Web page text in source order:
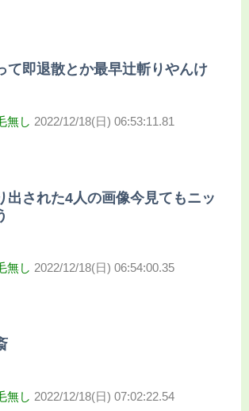
て即退散とか最早辻斬りやんけ
無し 2022/12/18(日) 06:53:11.81
出された4人の画像今見てもニッ
無し 2022/12/18(日) 06:54:00.35
無し 2022/12/18(日) 07:02:22.54